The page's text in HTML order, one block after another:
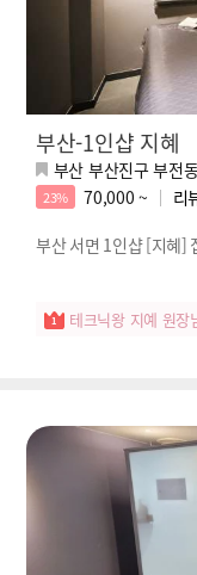
부산-1인샵 지혜
부산 부산진구 부전
23% 70,000 ~ 리
부산 서면 1인샵 [지혜]
테크닉왕 지예 원장